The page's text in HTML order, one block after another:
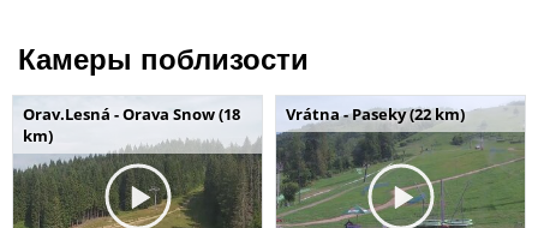
Камеры поблизости
Orav.Lesná - Orava Snow (18
km)
Vrátna - Paseky (22 km)